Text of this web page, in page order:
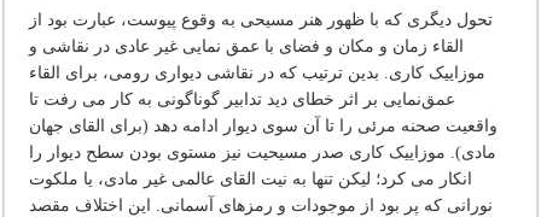
تحول دیگری که با ظهور هنر مسیحی به وقوع پیوست، عبارت بود از
القاء زمان و مکان و فضای با عمق نمایی غیر عادی در نقاشی و
موزاییک کاری. بدین ترتیب که در نقاشی دیواری رومی، برای القاء
عمق‌نمایی بر اثر خطای دید تدابیر گوناگونی به کار می رفت تا
واقعیت صحنه مرئی را تا آن سوی دیوار ادامه دهد (برای القای جهان
مادی). موزاییک کاری صدر مسیحیت نیز مستوی بودن سطح دیوار را
انکار می کرد؛ لیکن تنها به نیت القای عالمی غیر مادی، یا ملکوت
نورانی که پر بود از موجودات و رمزهای آسمانی. این اختلاف مقصد